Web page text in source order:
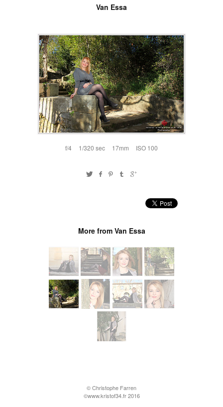
Van Essa
f/4 1/320 sec 17mm ISO 100
More from Van Essa
© Christophe Farren
©www.kristof34.fr 2016